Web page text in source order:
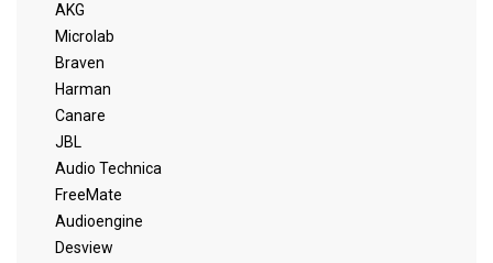
AKG
Microlab
Braven
Harman
Canare
JBL
Audio Technica
FreeMate
Audioengine
Desview